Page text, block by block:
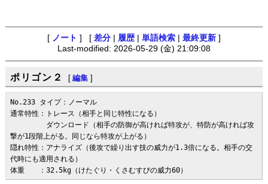
[ ノート ] [ 差分 履歴 単語検索 最終更新 ]
Last-modified: 2026-05-29 (金) 21:09:08
ポリゴン２ [ 編集 ]
No.233 タイプ：ノーマル
通常特性：トレース（相手と同じ特性になる）
ダウンロード（相手の防御が高ければ特攻が、特防が高ければ攻
撃が1段階上がる。同じなら特攻が上がる）
隠れ特性：アナライズ（後攻で繰り出す技の威力が1.3倍になる。相手の交
代時にも適用される）
体重　　：32.5kg（けたぐり・くさむすびの威力60）